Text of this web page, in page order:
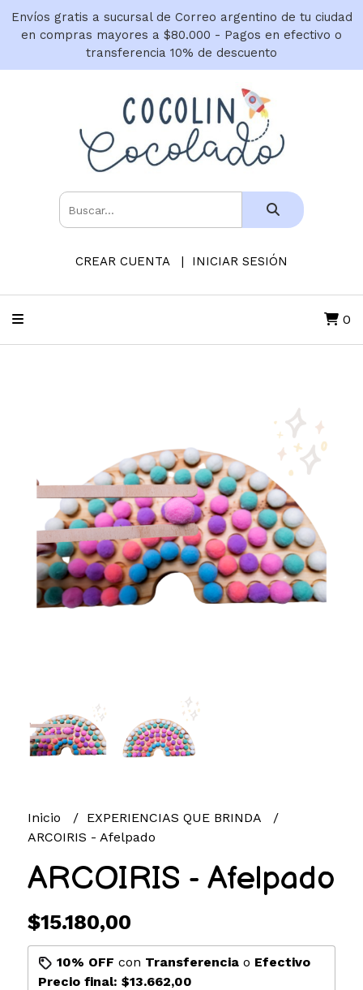
Envíos gratis a sucursal de Correo argentino de tu ciudad
en compras mayores a $80.000 - Pagos en efectivo o
transferencia 10% de descuento
CREAR CUENTA INICIAR SESIÓN
0
Inicio
EXPERIENCIAS QUE BRINDA
ARCOIRIS - Afelpado
ARCOIRIS - Afelpado
$15.180,00
10% OFF con Transferenciao Efectivo
Precio final: $13.662,00